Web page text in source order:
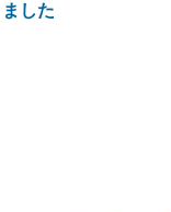
した